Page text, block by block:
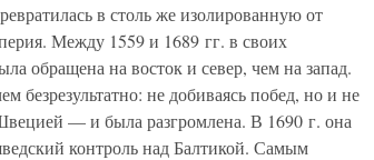
в столь же изолированную от
Между 1559 и 1689 гг. в своих
обращена на восток и север, чем на запад.
не добиваясь побед, но и не
— и была разгромлена. В 1690 г. она
контроль над Балтикой. Самым